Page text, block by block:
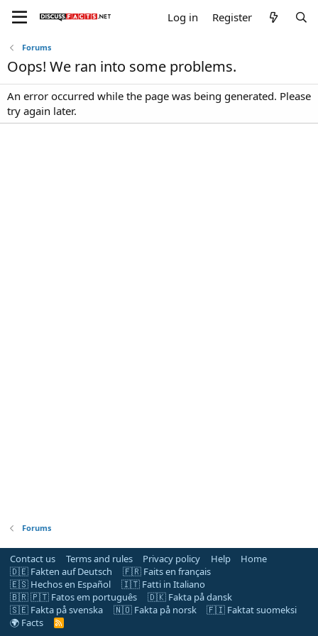
Log in Register
Forums
Oops! We ran into some problems.
An error occurred while the page was being generated. Please
try again later.
Forums
Contact us Terms and rules Privacy policy Help
Home
🇩🇪 Fakten auf Deutsch
🇫🇷 Faits en français
🇪🇸 Hechos en Español
🇮🇹 Fatti in Italiano
🇧🇷 🇵🇹 Fatos em português
🇩🇰 Fakta på dansk
🇸🇪 Fakta på svenska
🇳🇴 Fakta på norsk
🇫🇮 Faktat suomeksi
🌍 Facts
R